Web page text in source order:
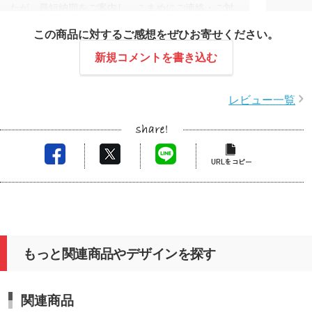
品でき、ご安心いただけたようで嬉しく思います。
この商品に対するご感想をぜひお寄せください。
新規コメントを書き込む
レビュー一覧
もっと関連商品やデザインを探す
関連商品